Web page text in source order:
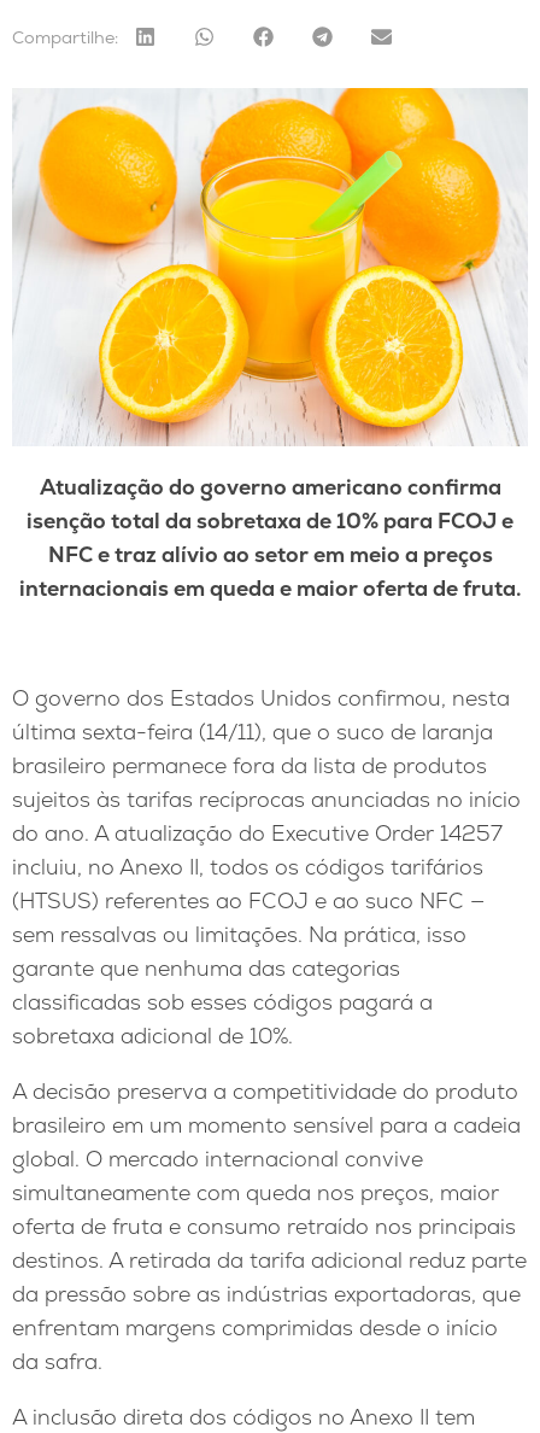
Compartilhe:
Atualização do governo americano confirma
isenção total da sobretaxa de 10% para FCOJ e
NFC e traz alívio ao setor em meio a preços
internacionais em queda e maior oferta de fruta.
O governo dos Estados Unidos confirmou, nesta
última sexta-feira (14/11), que o suco de laranja
brasileiro permanece fora da lista de produtos
sujeitos às tarifas recíprocas anunciadas no início
do ano. A atualização do Executive Order 14257
incluiu, no Anexo II, todos os códigos tarifários
(HTSUS) referentes ao FCOJ e ao suco NFC —
sem ressalvas ou limitações. Na prática, isso
garante que nenhuma das categorias
classificadas sob esses códigos pagará a
sobretaxa adicional de 10%.
A decisão preserva a competitividade do produto
brasileiro em um momento sensível para a cadeia
global. O mercado internacional convive
simultaneamente com queda nos preços, maior
oferta de fruta e consumo retraído nos principais
destinos. A retirada da tarifa adicional reduz parte
da pressão sobre as indústrias exportadoras, que
enfrentam margens comprimidas desde o início
da safra.
A inclusão direta dos códigos no Anexo II tem